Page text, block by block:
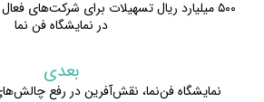
۵۰۰ میلیارد ریال تسهیلات برای شرکت‌های
در نمایشگاه فن نما
بعدی
نمایشگاه فن‌نما، نقش‌آفرین در رفع